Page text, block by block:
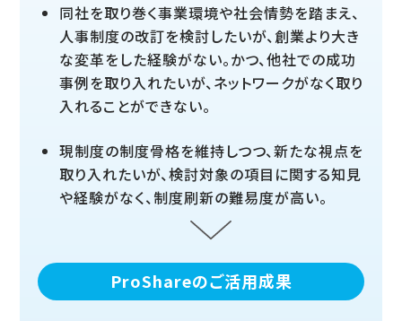
同社を取り巻く事業環境や社会情勢を踏まえ、
人事制度の改訂を検討したいが、創業より大き
な変革をした経験がない。かつ、他社での成功
事例を取り入れたいが、ネットワークがなく取り
入れることができない。
現制度の制度骨格を維持しつつ、新たな視点を
取り入れたいが、検討対象の項目に関する知見
や経験がなく、制度刷新の難易度が高い。
ProShareのご活用成果